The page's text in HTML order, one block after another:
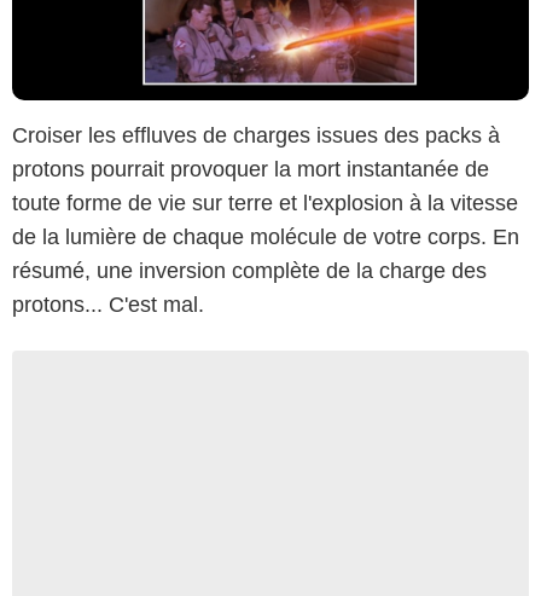
Croiser les effluves de charges issues des packs à
protons pourrait provoquer la mort instantanée de
toute forme de vie sur terre et l'explosion à la vitesse
de la lumière de chaque molécule de votre corps. En
résumé, une inversion complète de la charge des
protons... C'est mal.